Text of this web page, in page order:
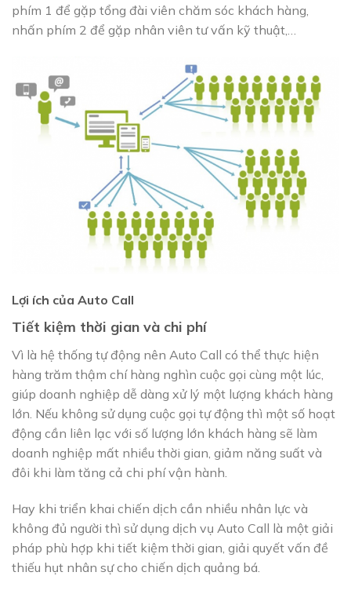
phím 1 để gặp tổng đài viên chăm sóc khách hàng,
nhấn phím 2 để gặp nhân viên tư vấn kỹ thuật,…
Lợi ích của Auto Call
Tiết kiệm thời gian và chi phí
Vì là hệ thống tự động nên Auto Call có thể thực hiện
hàng trăm thậm chí hàng nghìn cuộc gọi cùng một lúc,
giúp doanh nghiệp dễ dàng xử lý một lượng khách hàng
lớn. Nếu không sử dụng cuộc gọi tự động thì một số hoạt
động cần liên lạc với số lượng lớn khách hàng sẽ làm
doanh nghiệp mất nhiều thời gian, giảm năng suất và
đôi khi làm tăng cả chi phí vận hành.
Hay khi triển khai chiến dịch cần nhiều nhân lực và
không đủ người thì sử dụng dịch vụ Auto Call là một giải
pháp phù hợp khi tiết kiệm thời gian, giải quyết vấn đề
thiếu hụt nhân sự cho chiến dịch quảng bá.